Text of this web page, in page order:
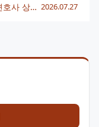
농지양도세 감면 요건과 울산조세전문변호사 상담 전략 총정리 2026.07.27